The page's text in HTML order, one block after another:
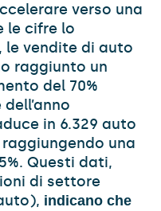
verso una
le cifre lo
le vendite di auto
raggiunto un
del 70%
in 6.329 auto
una
Questi dati,
di settore
indicano che